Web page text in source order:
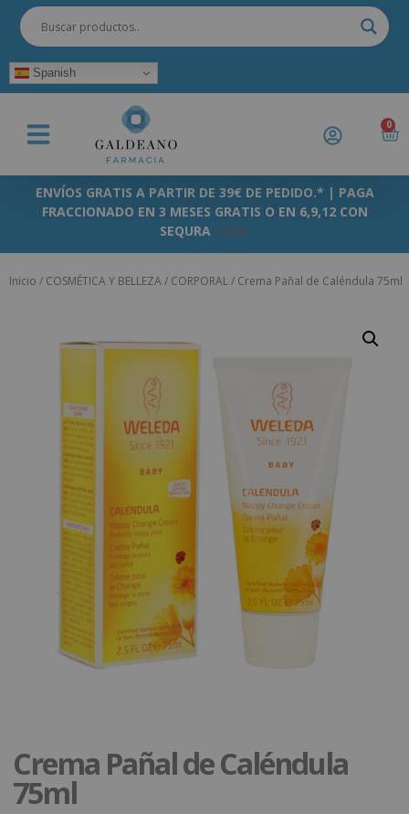
Spanish
0
ENVÍOS GRATIS A PARTIR DE 39€ DE PEDIDO.* | PAGA
FRACCIONADO EN 3 MESES GRATIS O EN 6,9,12 CON
SEQURA +info
Inicio / COSMÉTICA Y BELLEZA/ CORPORAL/ Crema Pañal de Caléndula 75ml
Crema Pañal de Caléndula
75ml